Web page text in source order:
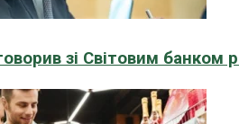
зі Світовим банком